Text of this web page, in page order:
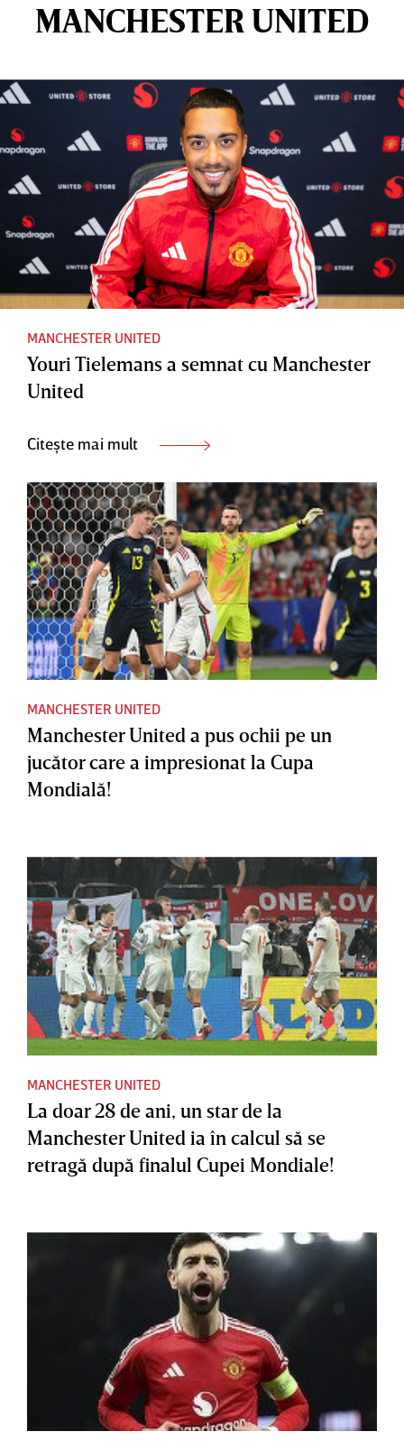
MANCHESTER UNITED
MANCHESTER UNITED
Youri Tielemans a semnat cu Manchester
United
Citește mai mult
MANCHESTER UNITED
Manchester United a pus ochii pe un
jucător care a impresionat la Cupa
Mondială!
MANCHESTER UNITED
La doar 28 de ani, un star de la
Manchester United ia în calcul să se
retragă după finalul Cupei Mondiale!